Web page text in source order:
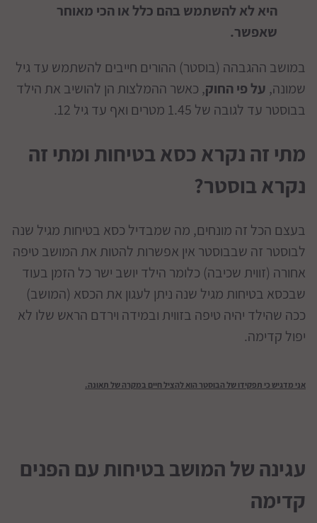
היא לא להשתמש בהם כלל או הכי מאוחר
שאפשר.
במושב ההגבהה (בוסטר) ההורים חייבים להשתמש עד גיל
שמונה, על פי החוק, כאשר ההמלצות הן להושיב את הילד
בבוסטר עד לגובה של 1.45 מטרים ואף עד גיל 12.
מתי זה נקרא כסא בטיחות ומתי זה
נקרא בוסטר?
בעצם הכל זה מונחים, מה שמבדיל כסא בטיחות מגיל שנה
לבוסטר זה שבבוסטר אין אפשרות להטות את המושב טיפה
אחורה (זווית שכיבה) כלומר הילד יושב ישר כל הזמן בעוד
שבכסא בטיחות מגיל שנה ניתן לעגון את הכסא (המושב)
ככה שהילד יהיה טיפה בזווית ובמידה וירדם הראש שלו לא
יפול קדימה.
אני מדגיש כי תפקידו של הבוסטר הוא להציל חיים במקרה של תאונה.
עגינה של המושב בטיחות עם הפנים
קדימה